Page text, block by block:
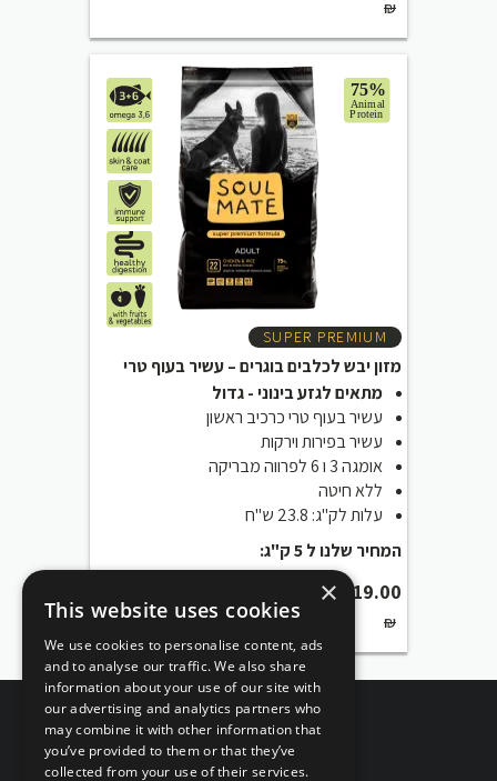
₪
SUPER PREMIUM
מזון יבש לכלבים בוגרים – עשיר בעוף טרי
מתאים לגזע בינוני - גדול
עשיר בעוף טרי כרכיב ראשון
עשיר בפירות וירקות
אומגה 3 ו 6 לפרווה מבריקה
ללא חיטה
עלות לק"ג: 23.8 ש"ח
המחיר שלנו ל 5 ק"ג:
₪ 119.00
₪
×
This website uses cookies
We use cookies to personalise content, ads
and to analyse our traffic. We also share
information about your use of our site with
our advertising and analytics partners who
may combine it with other information that
you’ve provided to them or that they’ve
collected from your use of their services.